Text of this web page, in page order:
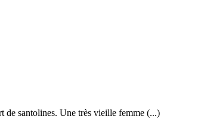
de santolines. Une très vieille femme (...)